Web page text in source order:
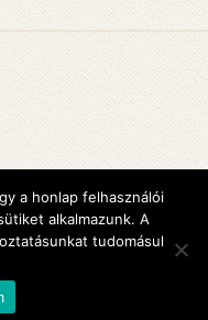
Központja
Kreatív Vonalak
a honlap felhasználói
alkalmazunk. A
tudomásul